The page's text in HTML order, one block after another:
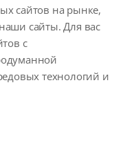
сайтов на рынке,
сайты. Для вас
с
технологий и